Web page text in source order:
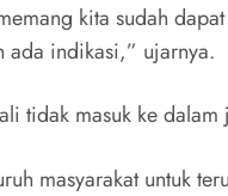
kita sudah
ada indikasi,” ujarnya.
tidak masuk ke
masyarakat untuk